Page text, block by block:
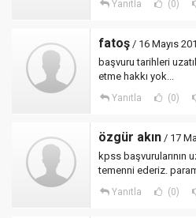
Yanıtla (0)
fatoş / 16 Mayıs
başvuru tarihleri
etme hakkı yok...
Yanıtla (0)
özgür akın / 17
kpss başvurularının
temenni ederiz.
Yanıtla (0)